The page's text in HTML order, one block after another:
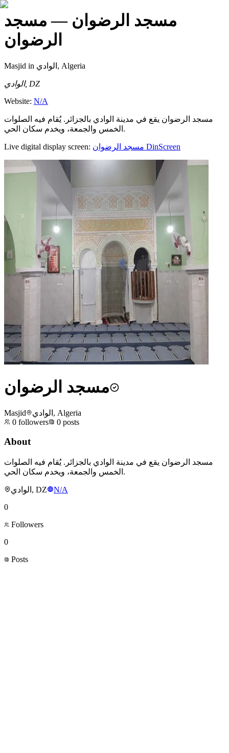
مسجد الرضوان — مسجد
الرضوان
Masjid in الوادي, Algeria
الوادي, DZ
Website: N/A
مسجد الرضوان يقع في مدينة الوادي بالجزائر. يُقام فيه الصلوات
الخمس والجمعة، ويخدم سكان الحي.
Live digital display screen: مسجد الرضوان DinScreen
مسجد الرضوان
Masjid
الوادي, Algeria
0 followers 0 posts
About
مسجد الرضوان يقع في مدينة الوادي بالجزائر. يُقام فيه الصلوات
الخمس والجمعة، ويخدم سكان الحي.
الوادي, DZ
N/A
0
Followers
0
Posts